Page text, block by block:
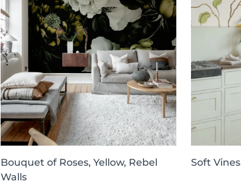
Bouquet of Roses, Yellow, Rebel
Walls
Soft